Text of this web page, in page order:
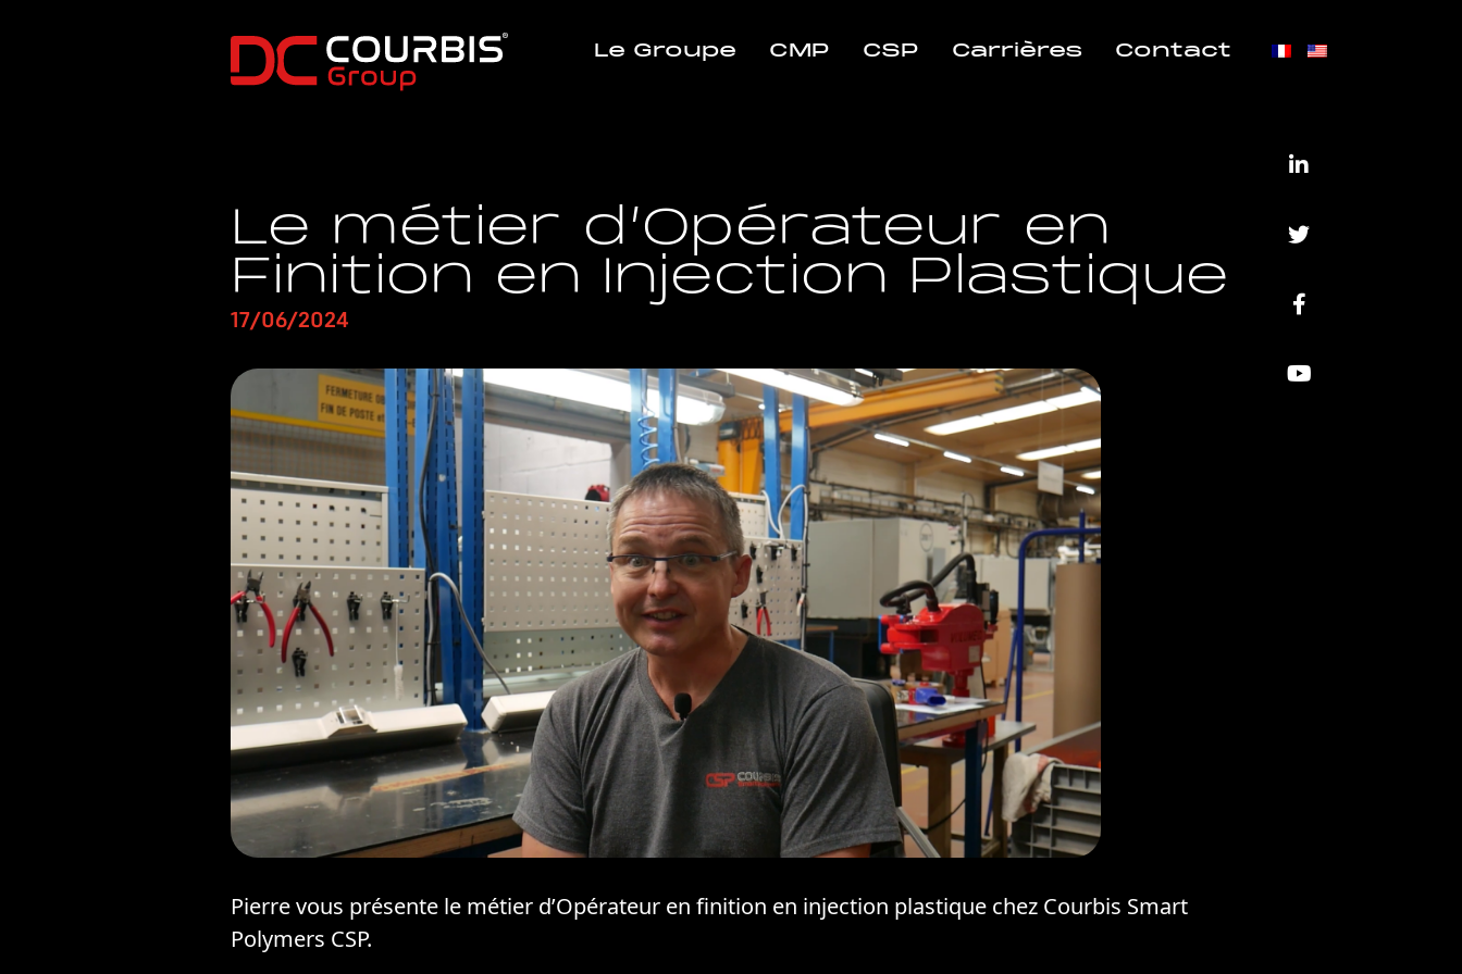
Le Groupe CMP CSP Carrières Contact
Le métier d’Opérateur en
Finition en Injection Plastique
17/06/2024
Pierre vous présente le métier d’Opérateur en finition en injection plastique chez Courbis Smart
Polymers CSP.